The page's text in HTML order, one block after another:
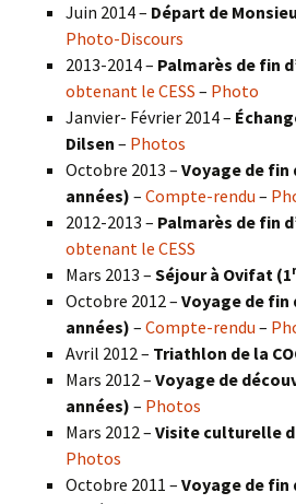
Juin 2014 – Départ de
Photo-Discours
2013-2014 – Palmarès de fin
obtenant le CESS – Photo
Janvier- Février 2014 –
Dilsen – Photos
Octobre 2013 – Voyage de fin
années) – Compte-rendu –
2012-2013 – Palmarès de fin
obtenant le CESS
Mars 2013 – Séjour à Ovifat (1
Octobre 2012 – Voyage de fin
années) – Compte-rendu –
Avril 2012 – Triathlon de la
Mars 2012 – Voyage de
années) – Photos
Mars 2012 – Visite culturelle
Photos
Octobre 2011 – Voyage de fin